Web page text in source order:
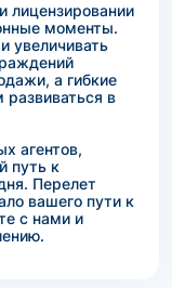
лицензировании
моменты.
увеличивать
а гибкие
развиваться в
агентов,
путь к
Перелет
вашего пути к
с нами и